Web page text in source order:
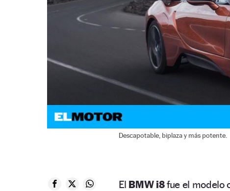
Descapotable, biplaza y más potente.
El BMW i8fue el modelo